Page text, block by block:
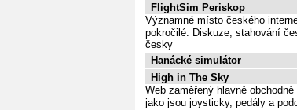
FlightSim Periskop
Významné místo českého
pokročilé. Diskuze, stahování
česky
Hanácké simulátor
High in The Sky
Web zaměřený hlavně
jako jsou joysticky, pedály a